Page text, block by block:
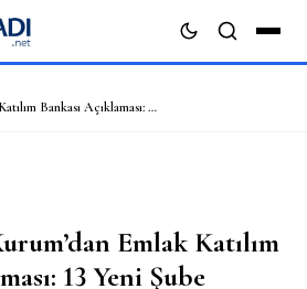
ARA
Bakan Murat Kurum’dan Emlak Katılım Bankası Açıklaması: 13 Yeni Şube Geliyor
Emlak Katılım
13 Yeni Şube